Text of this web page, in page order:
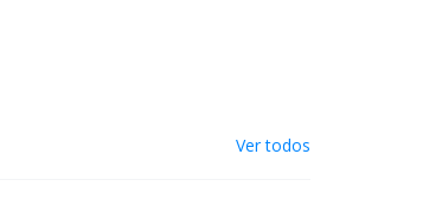
Ver todos